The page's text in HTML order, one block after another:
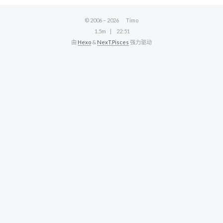
© 2006 – 2026
Timo
1.5m
22:51
由 Hexo & NexT.Pisces 强力驱动